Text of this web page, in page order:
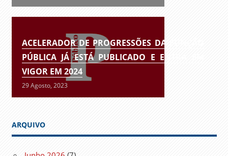
ACELERADOR DE PROGRESSÕES DA FUNÇÃO
PÚBLICA JÁ ESTÁ PUBLICADO E ENTRA EM
VIGOR EM 2024
29 Agosto, 2023
ARQUIVO